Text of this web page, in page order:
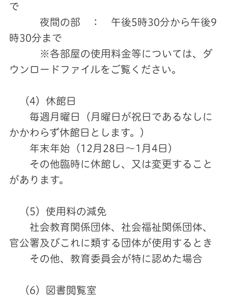
で
夜間の部 ： 午後5時30分から午後9
時30分まで
※各部屋の使用料金等については、ダ
ウンロードファイルをご覧ください。
（4）休館日
毎週月曜日（月曜日が祝日であるなしに
かかわらず休館日とします。）
年末年始（12月28日～1月4日）
その他臨時に休館し、又は変更すること
があります。
（5）使用料の減免
社会教育関係団体、社会福祉関係団体、
官公署及びこれに類する団体が使用するとき
その他、教育委員会が特に認めた場合
（6）図書閲覧室